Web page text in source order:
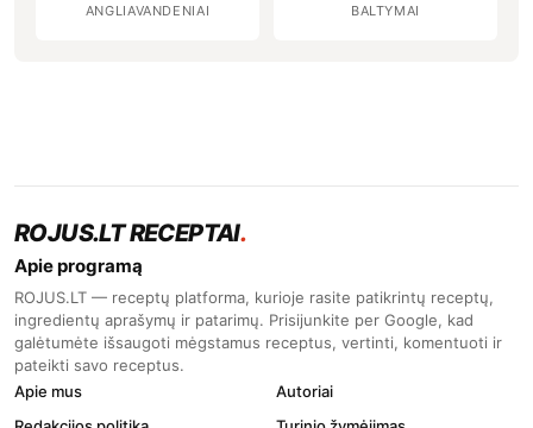
ANGLIAVANDENIAI BALTYMAI
ROJUS.LT RECEPTAI.
Apie programą
ROJUS.LT — receptų platforma, kurioje rasite patikrintų receptų,
ingredientų aprašymų ir patarimų. Prisijunkite per Google, kad
galėtumėte išsaugoti mėgstamus receptus, vertinti, komentuoti ir
pateikti savo receptus.
Apie mus
Autoriai